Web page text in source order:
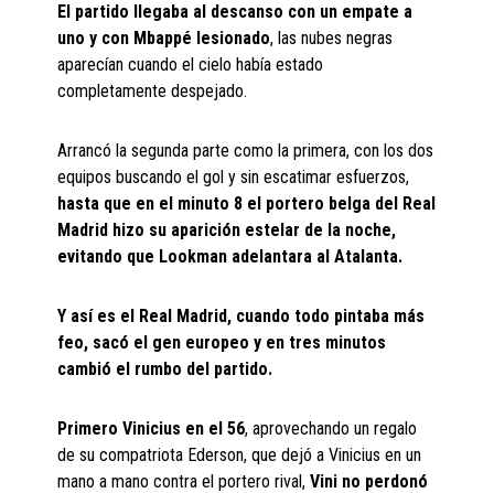
El partido llegaba al descanso con un empate a
uno y con Mbappé lesionado, las nubes negras
aparecían cuando el cielo había estado
completamente despejado.
Arrancó la segunda parte como la primera, con los dos
equipos buscando el gol y sin escatimar esfuerzos,
hasta que en el minuto 8 el portero belga del Real
Madrid hizo su aparición estelar de la noche,
evitando que Lookman adelantara al Atalanta.
Y así es el Real Madrid, cuando todo pintaba más
feo, sacó el gen europeo y en tres minutos
cambió el rumbo del partido.
Primero Vinicius en el 56, aprovechando un regalo
de su compatriota Ederson, que dejó a Vinicius en un
mano a mano contra el portero rival,Vini no perdonó